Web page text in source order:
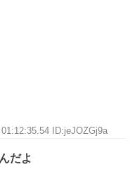
ID:jeJOZGj9a
だよ